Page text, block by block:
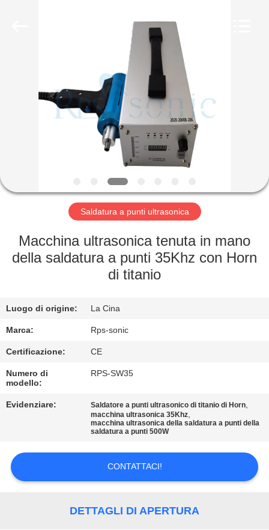
PRODOTTI
GIRO
FABBRICA
CONTROLLO
QUALITÀ
CONTATTICI
NOTIZIE
MAPPA
DEL
Saldatura a punti ultrasonica
Macchina ultrasonica tenuta in mano
della saldatura a punti 35Khz con Horn
di titanio
Luogo di origine: La Cina
Marca: Rps-sonic
Certificazione: CE
Numero di
modello:
RPS-SW35
Evidenziare: Saldatore a punti ultrasonico di titanio di Horn,
macchina ultrasonica 35Khz,
macchina ultrasonica della saldatura a punti della
saldatura a punti 500W
CONTATTACI!
DETTAGLI DI APERTURA